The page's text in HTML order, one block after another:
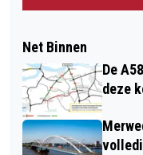
Net Binnen
De
deze